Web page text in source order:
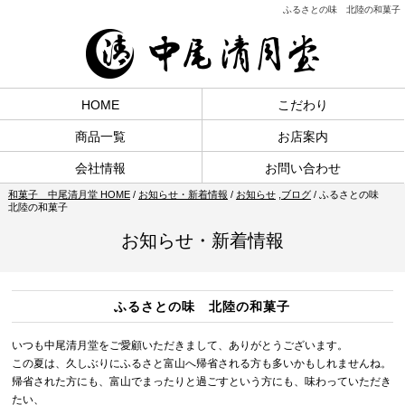
ふるさとの味 北陸の和菓子
HOME こだわり
商品一覧 お店案内
会社情報 お問い合わせ
和菓子 中尾清月堂 HOME/ お知らせ・新着情報 / お知らせ, ブログ/ ふるさとの味
北陸の和菓子
お知らせ・新着情報
ふるさとの味 北陸の和菓子
いつも中尾清月堂をご愛顧いただきまして、ありがとうございます。
この夏は、久しぶりにふるさと富山へ帰省される方も多いかもしれませんね。
帰省された方にも、富山でまったりと過ごすという方にも、味わっていただき
たい、